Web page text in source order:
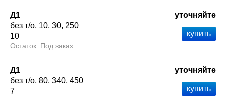
Д1
без т/о 10 30 250
10
Под заказ
уточняйте
Д1
без т/о 80 340 450
7
уточняйте